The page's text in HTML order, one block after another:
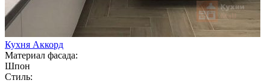
Кухня Аккорд
Материал фасада:
Шпон
Стиль: